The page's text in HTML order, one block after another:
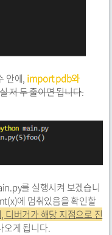
안에, import pdb와
저 두 줄이면 됩니다.
를 실행시켜 보겠습니
에 멈춰있음을 확인할
디버거가 해당 지점으로 진
오게 됩니다.